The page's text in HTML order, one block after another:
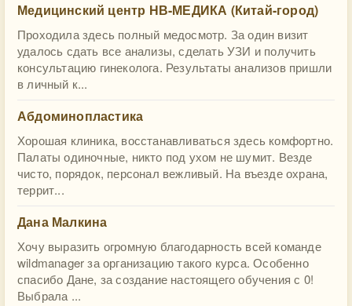
Медицинский центр НВ-МЕДИКА (Китай-город)
Проходила здесь полный медосмотр. За один визит
удалось сдать все анализы, сделать УЗИ и получить
консультацию гинеколога. Результаты анализов пришли
в личный к...
Абдоминопластика
Хорошая клиника, восстанавливаться здесь комфортно.
Палаты одиночные, никто под ухом не шумит. Везде
чисто, порядок, персонал вежливый. На въезде охрана,
террит...
Дана Малкина
Хочу выразить огромную благодарность всей команде
wildmanager за организацию такого курса. Особенно
спасибо Дане, за создание настоящего обучения с 0!
Выбрала ...